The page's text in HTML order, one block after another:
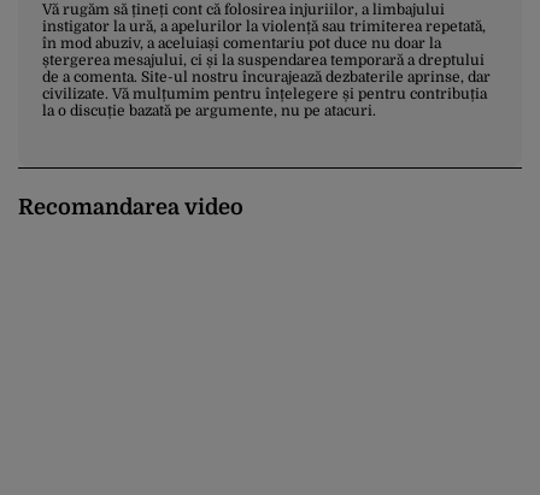
Vă rugăm să țineți cont că folosirea injuriilor, a limbajului
instigator la ură, a apelurilor la violență sau trimiterea repetată,
în mod abuziv, a aceluiași comentariu pot duce nu doar la
ștergerea mesajului, ci și la suspendarea temporară a dreptului
de a comenta. Site-ul nostru încurajează dezbaterile aprinse, dar
civilizate. Vă mulțumim pentru înțelegere și pentru contribuția
la o discuție bazată pe argumente, nu pe atacuri.
Recomandarea video